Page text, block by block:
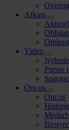
Afkast
Viden
Presse
Om os
Om os